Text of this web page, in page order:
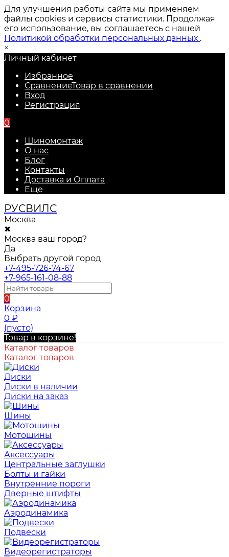
Для улучшения работы сайта мы применяем
файлы cookies и сервисы статистики. Продолжая
его использование, вы соглашаетесь с нашей
Политикой обработки персональных данных .
×
Личный кабинет
Избранное
СравнениеТовар в сравнении
Вход
Регистрация
0
Шиномонтаж
О нас
Блог
Контакты
Доставка и Оплата
Еще
РУСВИЛС
Москва
✖
Москва ваш город?
Да
Выбрать другой город
+7-495-726-74-67
+7-965-161-08-88
0
Корзина
0 ₽
(пусто)
Товар в корзине!
Каталог товаров
Каталог товаров
Диски
Диски в наличии
Диски на заказ
Шины
Мотошины
Аксессуары
Центральные заглушки
Болты и гайки
Внутренние пороги
Дверные штифты
Аэродинамика
Подвески
Видеорегистраторы